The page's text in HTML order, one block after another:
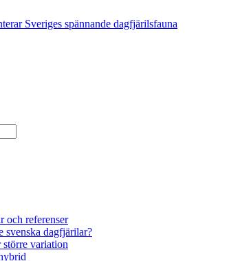
och referenser
svenska dagfjärilar?
större variation